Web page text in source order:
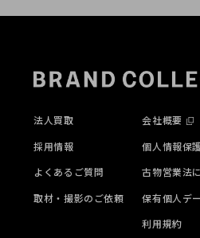
法人買取
採用情報
よくあるご質問
取材・撮影のご依頼
会社概要
個人情報保
古物営業法
保有個人デ
利用規約